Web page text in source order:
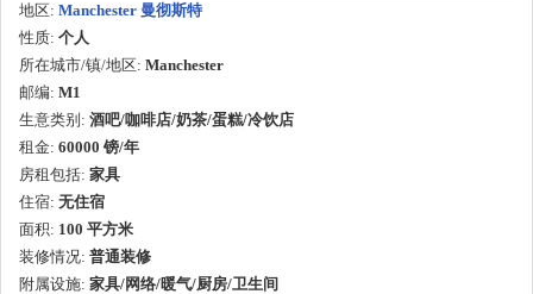
地区: Manchester 曼彻斯特
性质: 个人
所在城市/镇/地区: Manchester
邮编: M1
生意类别: 酒吧/咖啡店/奶茶/蛋糕/冷饮店
租金: 60000 镑/年
房租包括: 家具
住宿: 无住宿
面积: 100 平方米
装修情况: 普通装修
附属设施: 家具/网络/暖气/厨房/卫生间